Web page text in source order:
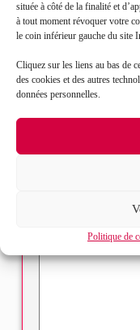
située à côté de la finalité et
à tout moment révoquer votre
le coin inférieur gauche du site
Cliquez sur les liens au bas de
des cookies et des autres
données personnelles.
Politique de
Mail*
Objet de votre